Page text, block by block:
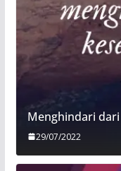
Menghindari
29/07/2022